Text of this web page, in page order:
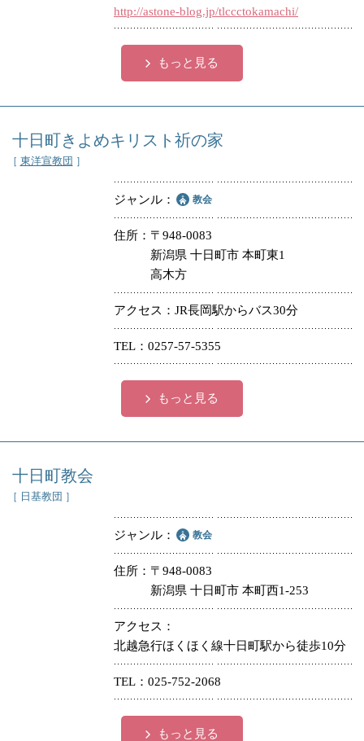
http://astone-blog.jp/tlccctokamachi/
もっと見る
十日町きよめキリスト祈の家
［ 東洋宣教団 ］
ジャンル 教会
住所
〒948-0083
新潟県 十日町市 本町東1
高木方
アクセス JR長岡駅からバス30分
TEL 0257-57-5355
もっと見る
十日町教会
［ 日基教団 ］
ジャンル 教会
住所
〒948-0083
新潟県 十日町市 本町西1-253
アクセス
北越急行ほくほく線十日町駅から徒歩10分
TEL 025-752-2068
もっと見る